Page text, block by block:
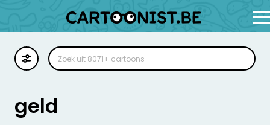
Illustratie
Zoekplaat
geld